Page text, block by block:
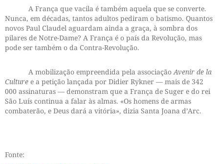
A França que vacila é também aquela que se converte.
Nunca, em décadas, tantos adultos pediram o batismo. Quantos
novos Paul Claudel aguardam ainda a graça, à sombra dos
pilares de Notre-Dame? A França é o país da Revolução, mas
pode ser também o da Contra-Revolução.
A mobilização empreendida pela associaçãoAvenir de la
Culture e a petição lançada por Didier Rykner — mais de 342
000 assinaturas — demonstram que a França de Suger e do rei
São Luís continua a falar às almas. «Os homens de armas
combaterão, e Deus dará a vitória», dizia Santa Joana d’Arc.
Fonte: